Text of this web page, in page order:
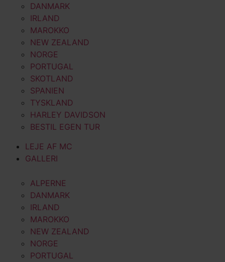
DANMARK
IRLAND
MAROKKO
NEW ZEALAND
NORGE
PORTUGAL
SKOTLAND
SPANIEN
TYSKLAND
HARLEY DAVIDSON
BESTIL EGEN TUR
LEJE AF MC
GALLERI
ALPERNE
DANMARK
IRLAND
MAROKKO
NEW ZEALAND
NORGE
PORTUGAL